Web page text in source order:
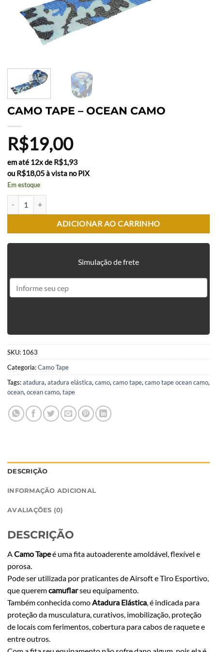
CAMO TAPE – OCEAN CAMO
R$19,00
em até 12x de R$1,93
ou R$18,05à vista no PIX
Em estoque
ADICIONAR AO CARRINHO
Simulação de frete
SKU: 1063
Categoria:Camo Tape
Tags:atadura,atadura elástica,camo,camo tape,camo tape ocean camo,
ocean,ocean camo,tape
DESCRIÇÃO
INFORMAÇÃO ADICIONAL
AVALIAÇÕES (0)
DESCRIÇÃO
A Camo Tapeé uma fita autoaderente amoldável, flexível e
porosa.
Pode ser utilizada por praticantes de Airsoft e Tiro Esportivo,
que queremcamuflarseu equipamento.
Também conhecida como Atadura Elástica , é indicada para
proteção da musculatura, curativos, imobilização, proteção
de locais com ferimentos, cobertura para cabos de raquete e
entre outros.